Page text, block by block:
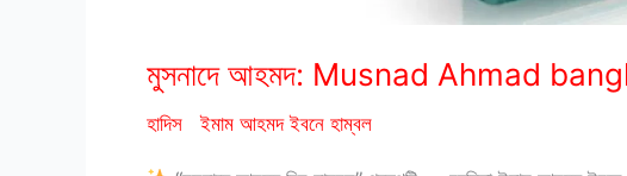
মুসনাদে আহমদ: Musnad Ahmad
হাদিস ইমাম আহমদ ইবনে হাম্বল